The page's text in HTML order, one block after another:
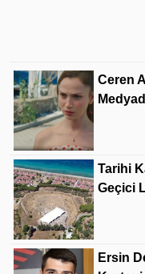
Ceren
Tarihi
Geçici
Ersin